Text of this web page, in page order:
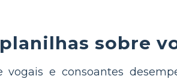
sobre
vogais e consoantes